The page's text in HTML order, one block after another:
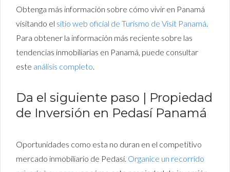
Obtenga más información sobre cómo vivir en Panamá
visitando el sitio web oficial de Turismo de Visit Panamá.
Para obtener la información más reciente sobre las
tendencias inmobiliarias en Panamá, puede consultar
este análisis completo.
Da el siguiente paso | Propiedad
de Inversión en Pedasí Panamá
Oportunidades como esta no duran en el competitivo
mercado inmobiliario de Pedasí. Organice un recorrido